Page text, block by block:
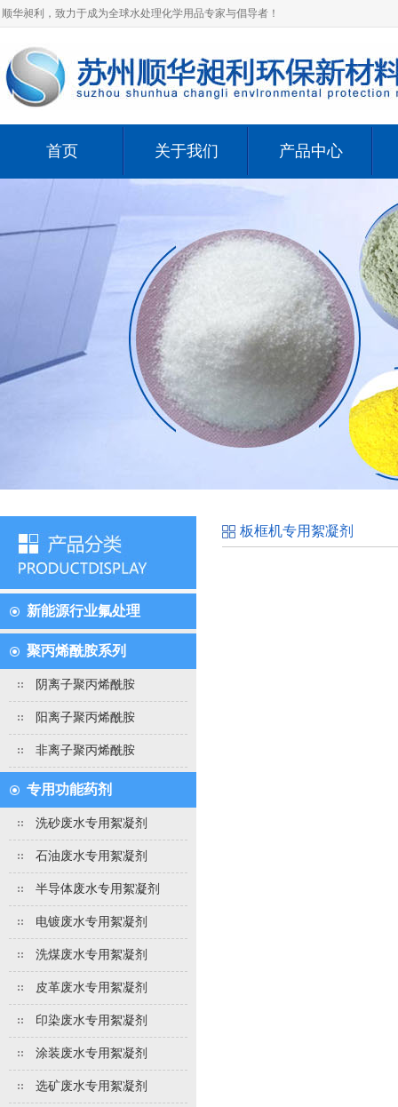
顺华昶利，致力于成为全球水处理化学用品专家与倡导者！
首页 关于我们 产品中心
新能源行业氟处理
聚丙烯酰胺系列
阴离子聚丙烯酰胺
阳离子聚丙烯酰胺
非离子聚丙烯酰胺
专用功能药剂
洗砂废水专用絮凝剂
石油废水专用絮凝剂
半导体废水专用絮凝剂
电镀废水专用絮凝剂
洗煤废水专用絮凝剂
皮革废水专用絮凝剂
印染废水专用絮凝剂
涂装废水专用絮凝剂
选矿废水专用絮凝剂
板框机专用絮凝剂